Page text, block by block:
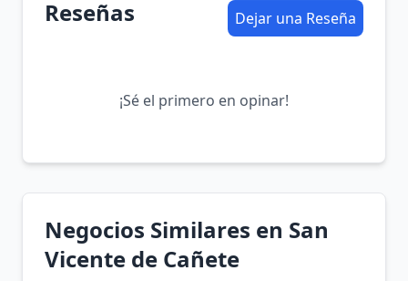
Reseñas Dejar una Reseña
¡Sé el primero en opinar!
Negocios Similares en San
Vicente de Cañete